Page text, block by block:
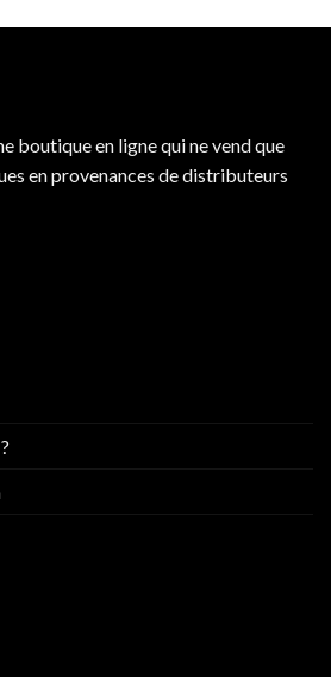
boutique en ligne qui ne vend que
en provenances de distributeurs